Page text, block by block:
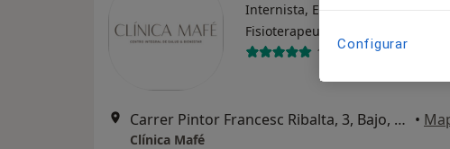
Internista, Enfermero,
Fisioterapeuta
100 opiniones
Carrer Pintor Francesc Ribalta, 3, Bajo, Gandía •
Clínica Mafé
Configurar